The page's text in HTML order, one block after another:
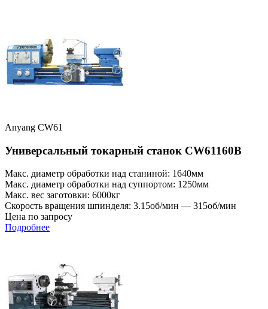
Anyang CW61
Универсальный токарный станок CW61160B
Макс. диаметр обработки над станиной: 1640мм
Макс. диаметр обработки над суппортом: 1250мм
Макс. вес заготовки: 6000кг
Скорость вращения шпинделя: 3.15об/мин — 315об/мин
Цена по запросу
Подробнее